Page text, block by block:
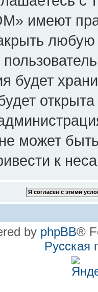
имеют
будет
может
к
by phpBB®
Русская